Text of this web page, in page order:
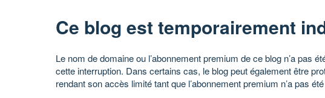
Ce blog est temporairement
Le nom de domaine ou l’abonnement premium de ce blog n’a pas
cette interruption. Dans certains cas, le blog peut également être
rendant son accès limité tant que l’abonnement premium n’a pas